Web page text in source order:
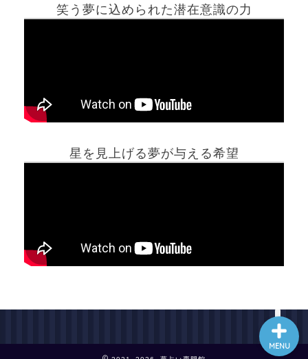
笑う夢に込められた潜在意識の力
星を見上げる夢が与える希望
MENU
ホーム
最新記事動画